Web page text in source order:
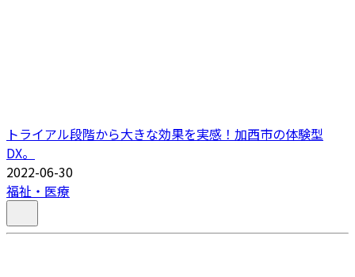
トライアル段階から大きな効果を実感！加西市の体験型
DX。
2022-06-30
福祉・医療